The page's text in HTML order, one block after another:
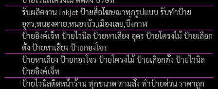
รับผลิตงาน Inkjet ป้ายสื่อโฆษณาทุกรูปแบบ รับทำป้าย
อุดร,หนองคาย,หนองบัว,เมืองเลย,บึงกาฬ
ป้ายอิงค์เจ็ท ป้ายไวนิล ป้ายหาเสียง อุดร ป้ายโครงไม้ ป้ายเลือก
ตั้ง ป้ายหาเสียง ป้ายกองโจร
ป้ายหาเสียง ป้ายกองโจร ป้ายโครงไม้ ป้ายเลือกตั้ง ป้ายไวนิล
ป้ายอิงค์เจ็ท
ป้ายไวนิลติดหน้าร้าน ทุกขนาด ตามสั่ง ทำป้ายด่วน ราคาถูก